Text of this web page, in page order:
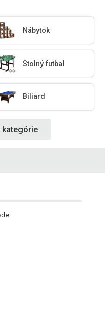
Nábytok
Stolný futbal
Biliard